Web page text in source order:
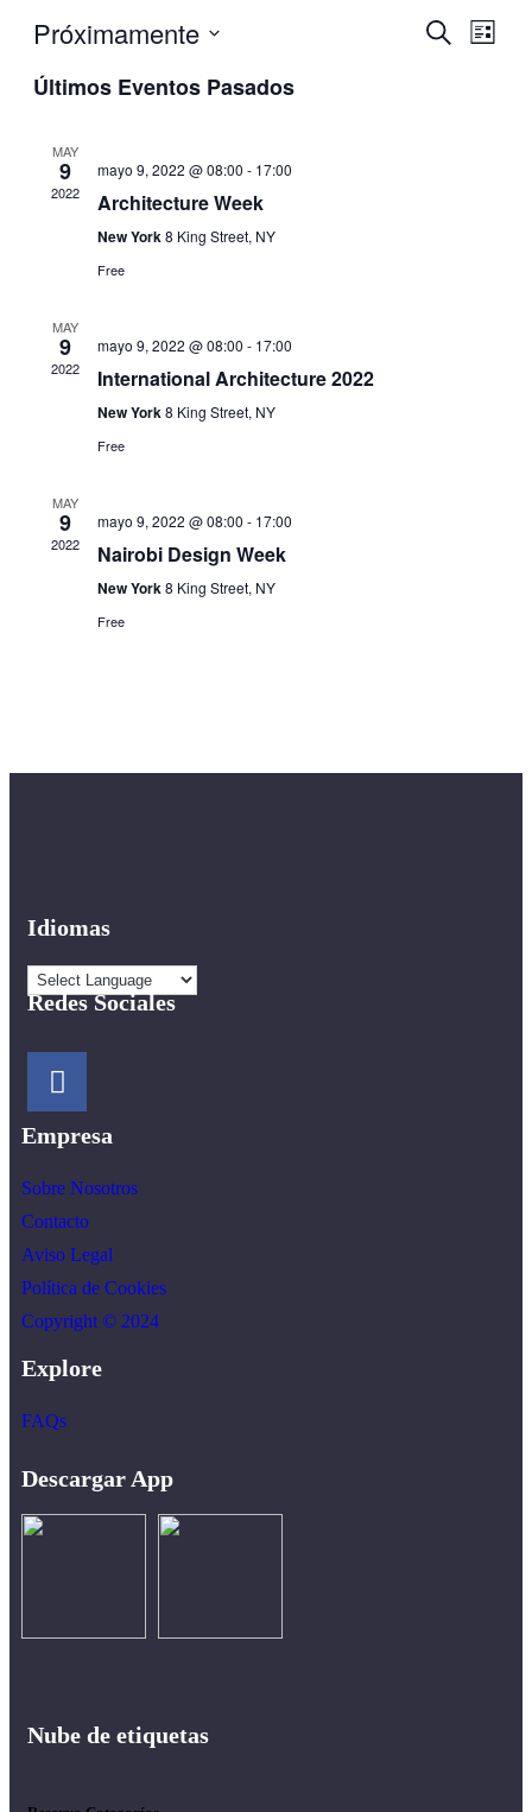
Buscar
Lista
Próximamente
fecha.
Últimos Eventos Pasados
MAY
9
2022
mayo 9, 2022 @ 08:00 - 17:00
Architecture Week
New York8 King Street, NY
Free
MAY
9
2022
mayo 9, 2022 @ 08:00 - 17:00
International Architecture 2022
New York8 King Street, NY
Free
MAY
9
2022
mayo 9, 2022 @ 08:00 - 17:00
Nairobi Design Week
New York8 King Street, NY
Free
Idiomas
Redes Sociales
Empresa
Sobre Nosotros
Contacto
Aviso Legal
Política de Cookies
Copyright © 2024
Explore
FAQs
Descargar App
Nube de etiquetas